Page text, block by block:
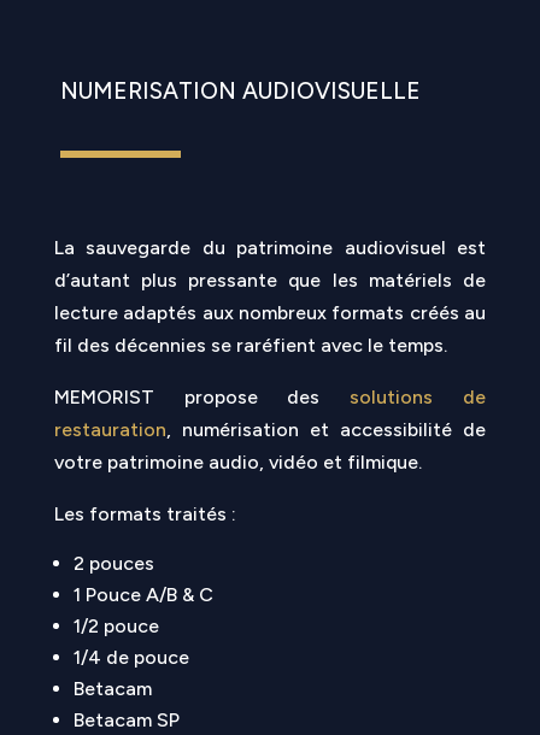
NUMERISATION AUDIOVISUELLE
La sauvegarde du patrimoine audiovisuel est
d’autant plus pressante que les matériels de
lecture adaptés aux nombreux formats créés au
fil des décennies se raréfient avec le temps.
MEMORIST propose dessolutions de
restauration , numérisation et accessibilité de
votre patrimoine audio, vidéo et filmique.
Les formats traités :
2 pouces
1 Pouce A/B & C
1/2 pouce
1/4 de pouce
Betacam
Betacam SP